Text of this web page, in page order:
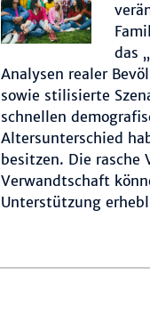
das
Analysen realer
sowie stilisierte
schnellen
Altersunterschied
besitzen. Die
Verwandtschaft
Unterstützung